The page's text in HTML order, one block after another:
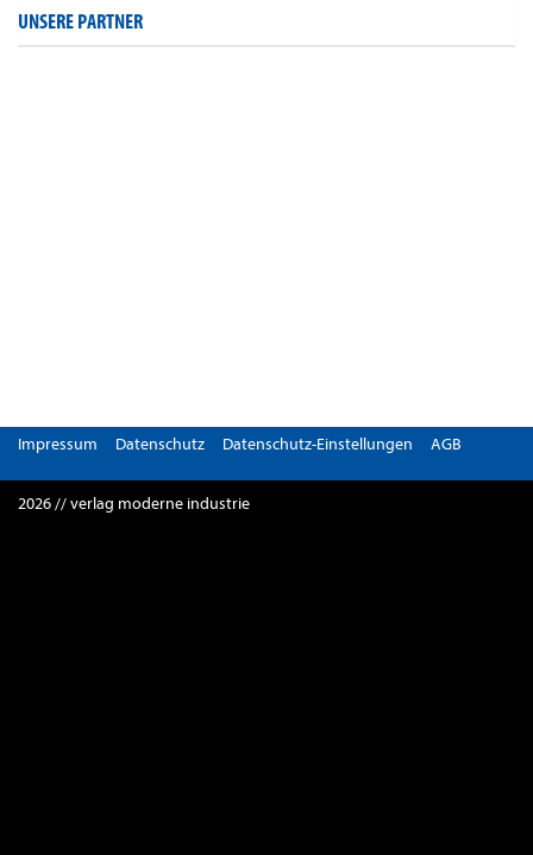
UNSERE PARTNER
Impressum Datenschutz Datenschutz-Einstellungen AGB
2026 // verlag moderne industrie